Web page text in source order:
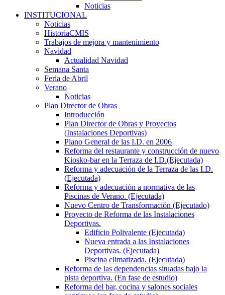
Noticias
INSTITUCIONAL
Noticias
HistoriaCMIS
Trabajos de mejora y mantenimiento
Navidad
Actualidad Navidad
Semana Santa
Feria de Abril
Verano
Noticias
Plan Director de Obras
Introducción
Plan Director de Obras y Proyectos
(Instalaciones Deportivas)
Plano General de las I.D. en 2006
Reforma del restaurante y construcción de nuevo
Kiosko-bar en la Terraza de I.D.(Ejecutada)
Reforma y adecuación de la Terraza de las I.D.
(Ejecutada)
Reforma y adecuación a normativa de las
Piscinas de Verano. (Ejecutada)
Nuevo Centro de Transformación (Ejecutado)
Proyecto de Reforma de las Instalaciones
Deportivas.
Edificio Polivalente (Ejecutada)
Nueva entrada a las Instalaciones
Deportivas. (Ejecutada)
Piscina climatizada. (Ejecutada)
Reforma de las dependencias situadas bajo la
pista deportiva. (En fase de estudio)
Reforma del bar, cocina y salones sociales